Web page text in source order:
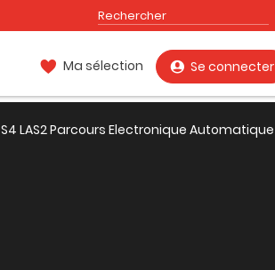
Ma sélection Se connecter
S4 LAS2 Parcours Electronique Automatique